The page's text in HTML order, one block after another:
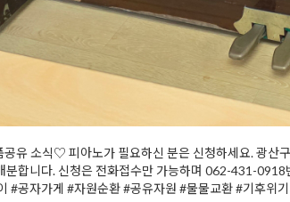
유 소식♡ 피아노가 필요하신 분은 신청하세요. 광산
분합니다. 신청은 전화접수만 가능하며 062-431-
#공자가게 #자원순환 #공유자원 #물물교환 #기후위